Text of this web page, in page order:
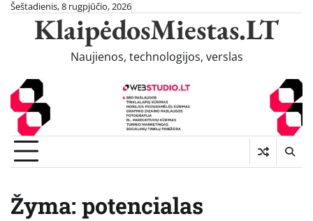
Skip
content
Šeštadienis, 8 rugpjūčio, 2026
KlaipėdosMiestas.LT
Naujienos, technologijos, verslas
Žyma: potencialas